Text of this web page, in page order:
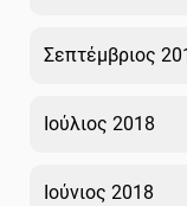
Σεπτέμβριος
Ιούλιος 2018
Ιούνιος 2018